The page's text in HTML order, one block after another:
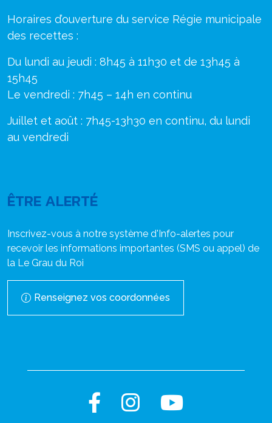
Horaires d’ouverture du service Régie municipale
des recettes :
Du lundi au jeudi : 8h45 à 11h30 et de 13h45 à
15h45
Le vendredi : 7h45 – 14h en continu
Juillet et août : 7h45-13h30 en continu, du lundi
au vendredi
ÊTRE ALERTÉ
Inscrivez-vous à notre système d'Info-alertes pour
recevoir les informations importantes (SMS ou appel) de
la Le Grau du Roi
Renseignez vos coordonnées